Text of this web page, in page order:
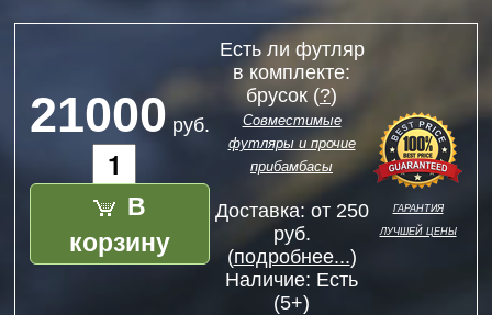
21000 руб.
В
корзину
Есть ли футляр
в комплекте:
брусок (?)
Совместимые
футляры и прочие
прибамбасы
Доставка: от 250
руб.
(подробнее...)
Наличие: Есть
(5+)
гарантия
лучшей цены